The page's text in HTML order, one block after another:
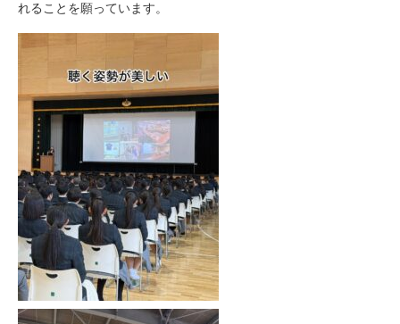
れることを願っています。